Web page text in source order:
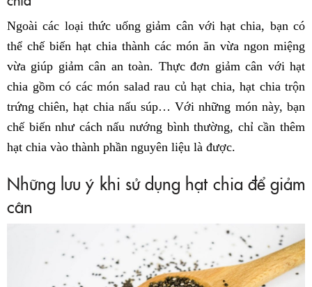
Ngoài các loại thức uống giảm cân với hạt chia, bạn có
thể chế biến hạt chia thành các món ăn vừa ngon miệng
vừa giúp giảm cân an toàn. Thực đơn giảm cân với hạt
chia gồm có các món salad rau củ hạt chia, hạt chia trộn
trứng chiên, hạt chia nấu súp… Với những món này, bạn
chế biến như cách nấu nướng bình thường, chỉ cần thêm
hạt chia vào thành phần nguyên liệu là được.
Những lưu ý khi sử dụng hạt chia để giảm
cân